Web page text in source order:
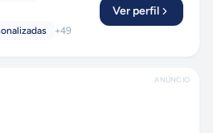
+49
Ver perfil
ANÚNCIO